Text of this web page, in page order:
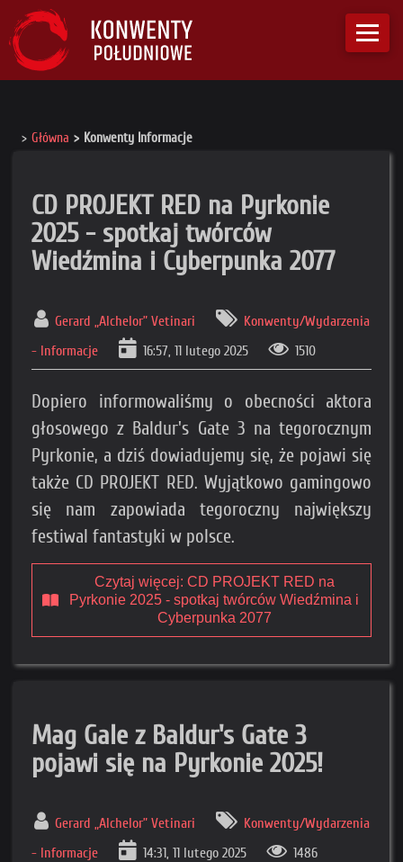
Główna Konwenty Informacje
CD PROJEKT RED na Pyrkonie
2025 - spotkaj twórców
Wiedźmina i Cyberpunka 2077
Gerard „Alchelor” Vetinari
Konwenty/Wydarzenia
- Informacje
16:57, 11 lutego 2025 1510
Dopiero informowaliśmy o obecności aktora
głosowego z Baldur's Gate 3 na tegorocznym
Pyrkonie, a dziś dowiadujemy się, że pojawi się
także CD PROJEKT RED. Wyjątkowo gamingowo
się nam zapowiada tegoroczny największy
festiwal fantastyki w polsce.
Czytaj więcej: CD PROJEKT RED na
Pyrkonie 2025 - spotkaj twórców Wiedźmina i
Cyberpunka 2077
Mag Gale z Baldur's Gate 3
pojawi się na Pyrkonie 2025!
Gerard „Alchelor” Vetinari
Konwenty/Wydarzenia
- Informacje
14:31, 11 lutego 2025 1486